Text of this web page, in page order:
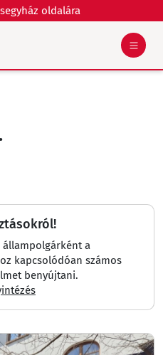
oldalára
állampolgárként a
kapcsolódóan számos
benyújtani.